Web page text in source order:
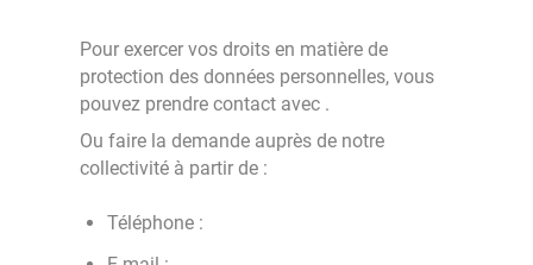
Pour exercer vos droits en matière de
protection des données personnelles, vous
pouvez prendre contact avec .
Ou faire la demande auprès de notre
collectivité à partir de :
Téléphone :